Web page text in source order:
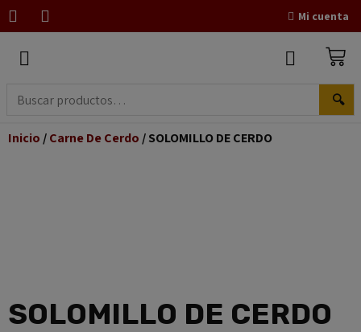
Mi cuenta
🔍
Inicio /Carne De Cerdo / SOLOMILLO DE CERDO
SOLOMILLO DE CERDO